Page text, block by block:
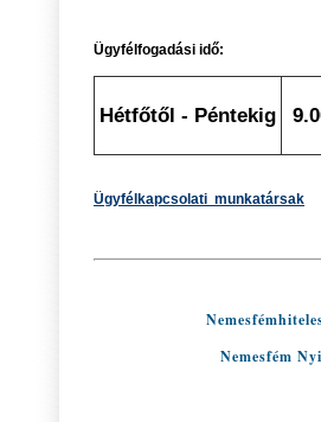
Ügyfélfogadási idő:
Hétfőtől - Péntekig
Ügyfélkapcsolati munkatársak
Nemesfém